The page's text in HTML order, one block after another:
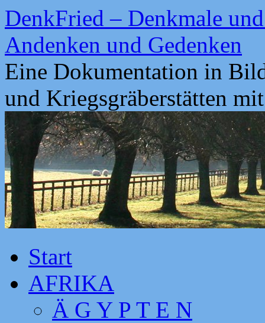
Zum
Inhalt
springen
DenkFried – Denkmale
Andenken und Gedenken
Eine Dokumentation in
und Kriegsgräberstätten
Start
AFRIKA
Ä G Y P T E N